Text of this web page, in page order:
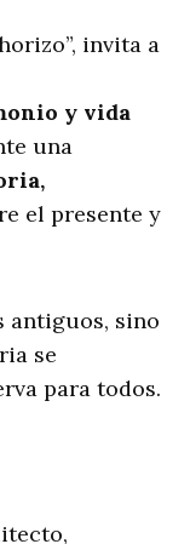
invita a
y vida
una
el presente y
antiguos, sino
se
para todos.